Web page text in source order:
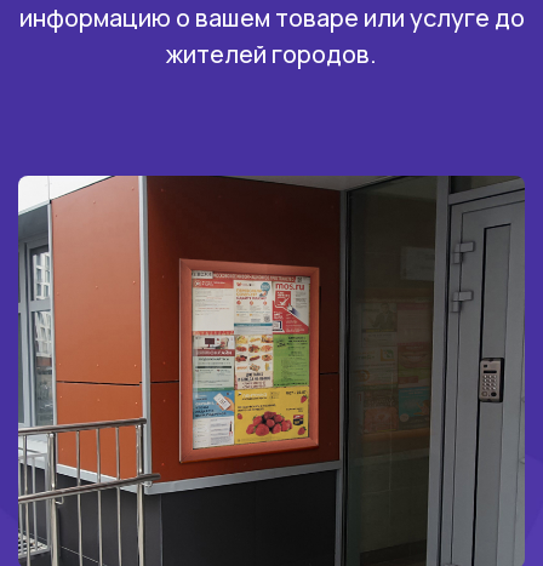
информацию о вашем товаре или услуге до
жителей городов.